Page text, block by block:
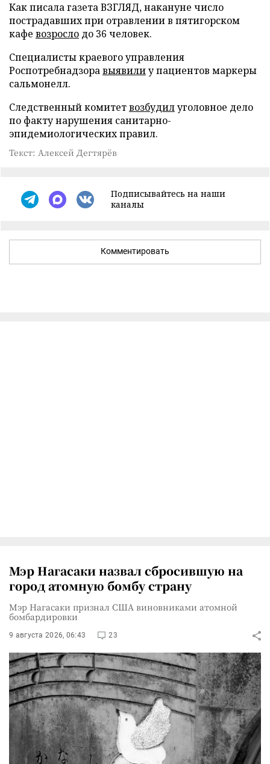
Как писала газета ВЗГЛЯД, накануне число
пострадавших при отравлении в пятигорском
кафе возросло до 36 человек.
Специалисты краевого управления
Роспотребнадзоравыявилиу пациентов маркеры
сальмонелл.
Следственный комитетвозбудилуголовное дело
по факту нарушения санитарно-
эпидемиологических правил.
Текст: Алексей Дегтярёв
Подписывайтесь на наши
каналы
Комментировать
Мэр Нагасаки назвал сбросившую на
город атомную бомбу страну
Мэр Нагасаки признал США виновниками атомной
бомбардировки
9 августа 2026, 06:43 23